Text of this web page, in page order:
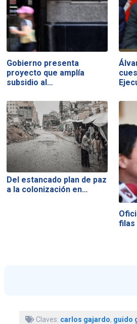
Gobierno presenta
proyecto que amplía
subsidio al…
Del estancado plan de paz
a la colonización en…
filas
Claves: carlos gajardo, guido